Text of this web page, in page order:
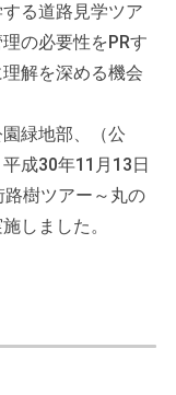
る道路見学ツア
の必要性をPRす
解を深める機会
緑地部、（公
成30年11月13日
樹ツアー～丸の
しました。